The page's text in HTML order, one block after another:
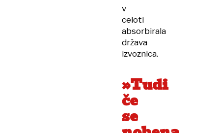
v
celoti
absorbirala
država
izvoznica.
»Tudi
če
se